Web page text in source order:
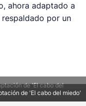
de 'El cabo del
de 'El cabo del miedo'
ahora adaptado a
por un